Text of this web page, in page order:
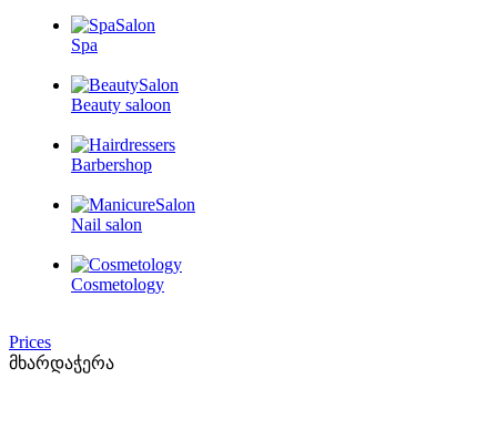
Spa
Beauty saloon
Barbershop
Nail salon
Cosmetology
Prices
მხარდაჭერა